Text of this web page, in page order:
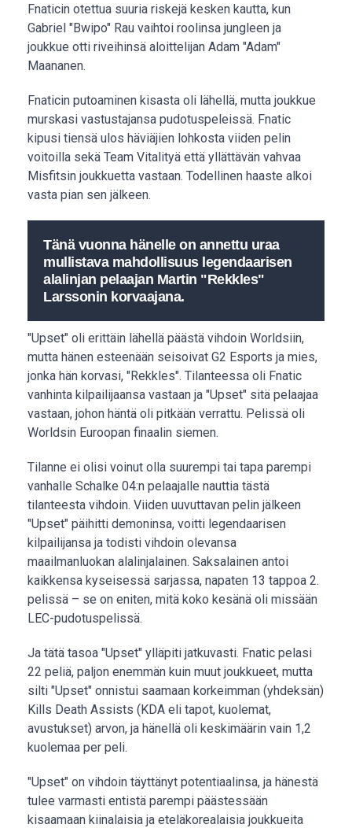
Fnaticin otettua suuria riskejä kesken kautta, kun
Gabriel "Bwipo" Rau vaihtoi roolinsa jungleen ja
joukkue otti riveihinsä aloittelijan Adam "Adam"
Maananen.
Fnaticin putoaminen kisasta oli lähellä, mutta joukkue
murskasi vastustajansa pudotuspeleissä. Fnatic
kipusi tiensä ulos häviäjien lohkosta viiden pelin
voitoilla sekä Team Vitalityä että yllättävän vahvaa
Misfitsin joukkuetta vastaan. Todellinen haaste alkoi
vasta pian sen jälkeen.
Tänä vuonna hänelle on annettu uraa
mullistava mahdollisuus legendaarisen
alalinjan pelaajan Martin "Rekkles"
Larssonin korvaajana.
"Upset" oli erittäin lähellä päästä vihdoin Worldsiin,
mutta hänen esteenään seisoivat G2 Esports ja mies,
jonka hän korvasi, "Rekkles". Tilanteessa oli Fnatic
vanhinta kilpailijaansa vastaan ja "Upset" sitä pelaajaa
vastaan, johon häntä oli pitkään verrattu. Pelissä oli
Worldsin Euroopan finaalin siemen.
Tilanne ei olisi voinut olla suurempi tai tapa parempi
vanhalle Schalke 04:n pelaajalle nauttia tästä
tilanteesta vihdoin. Viiden uuvuttavan pelin jälkeen
"Upset" päihitti demoninsa, voitti legendaarisen
kilpailijansa ja todisti vihdoin olevansa
maailmanluokan alalinjalainen. Saksalainen antoi
kaikkensa kyseisessä sarjassa, napaten 13 tappoa 2.
pelissä – se on eniten, mitä koko kesänä oli missään
LEC-pudotuspelissä.
Ja tätä tasoa "Upset" ylläpiti jatkuvasti. Fnatic pelasi
22 peliä, paljon enemmän kuin muut joukkueet, mutta
silti "Upset" onnistui saamaan korkeimman (yhdeksän)
Kills Death Assists (KDA eli tapot, kuolemat,
avustukset) arvon, ja hänellä oli keskimäärin vain 1,2
kuolemaa per peli.
"Upset" on vihdoin täyttänyt potentiaalinsa, ja hänestä
tulee varmasti entistä parempi päästessään
kisaamaan kiinalaisia ja eteläkorealaisia joukkueita